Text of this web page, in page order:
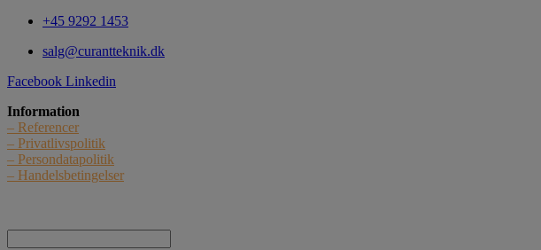
+45 9292 1453
salg@curantteknik.dk
Facebook Linkedin
Information
– Referencer
– Privatlivspolitik
– Persondatapolitik
– Handelsbetingelser